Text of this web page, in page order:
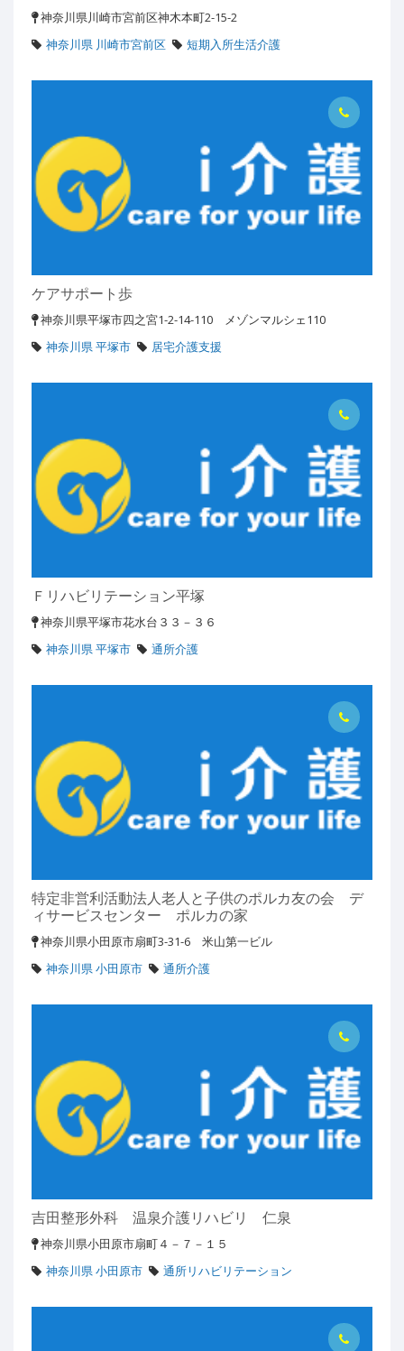
神奈川県川崎市宮前区神木本町2-15-2
神奈川県 川崎市宮前区
短期入所生活介護
ケアサポート歩
神奈川県平塚市四之宮1-2-14-110 メゾンマルシェ110
神奈川県 平塚市
居宅介護支援
Ｆリハビリテーション平塚
神奈川県平塚市花水台３３－３６
神奈川県 平塚市
通所介護
特定非営利活動法人老人と子供のポルカ友の会 デ
ィサービスセンター ポルカの家
神奈川県小田原市扇町3-31-6 米山第一ビル
神奈川県 小田原市
通所介護
吉田整形外科 温泉介護リハビリ 仁泉
神奈川県小田原市扇町４－７－１５
神奈川県 小田原市
通所リハビリテーション